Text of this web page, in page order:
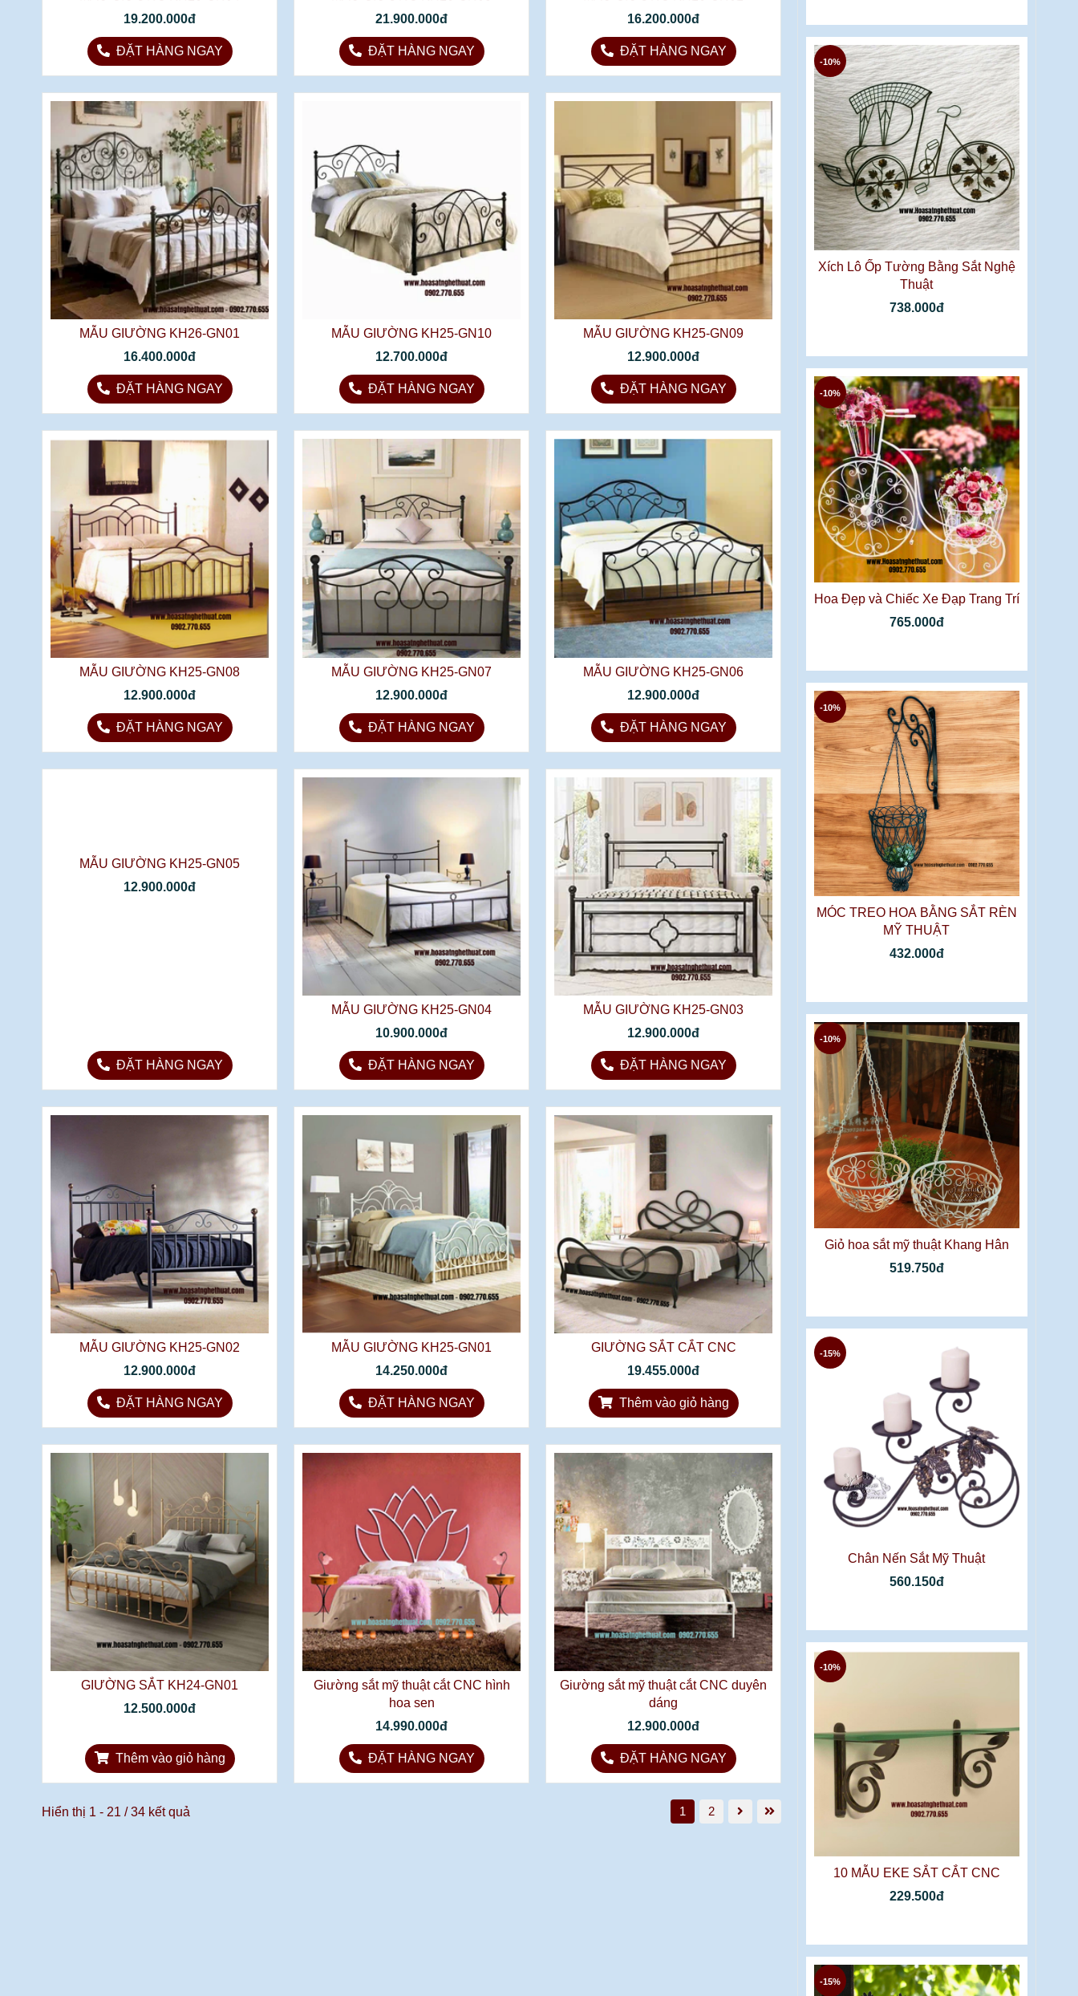
19.200.000đ
ĐẶT HÀNG NGAY
21.900.000đ
ĐẶT HÀNG NGAY
16.200.000đ
ĐẶT HÀNG NGAY
MẪU GIƯỜNG KH26-GN01
16.400.000đ
ĐẶT HÀNG NGAY
MẪU GIƯỜNG KH25-GN10
12.700.000đ
ĐẶT HÀNG NGAY
MẪU GIƯỜNG KH25-GN09
12.900.000đ
ĐẶT HÀNG NGAY
MẪU GIƯỜNG KH25-GN08
12.900.000đ
ĐẶT HÀNG NGAY
MẪU GIƯỜNG KH25-GN07
12.900.000đ
ĐẶT HÀNG NGAY
MẪU GIƯỜNG KH25-GN06
12.900.000đ
ĐẶT HÀNG NGAY
ĐẶT HÀNG NGAY
MẪU GIƯỜNG KH25-GN04
10.900.000đ
ĐẶT HÀNG NGAY
MẪU GIƯỜNG KH25-GN03
12.900.000đ
ĐẶT HÀNG NGAY
MẪU GIƯỜNG KH25-GN02
12.900.000đ
ĐẶT HÀNG NGAY
MẪU GIƯỜNG KH25-GN01
14.250.000đ
ĐẶT HÀNG NGAY
GIƯỜNG SẮT CẮT CNC
19.455.000đ
Thêm vào giỏ hàng
GIƯỜNG SẮT KH24-GN01
12.500.000đ
Thêm vào giỏ hàng
Giường sắt mỹ thuật cắt CNC hình
hoa sen
14.990.000đ
ĐẶT HÀNG NGAY
Giường sắt mỹ thuật cắt CNC duyên
dáng
12.900.000đ
ĐẶT HÀNG NGAY
Hiển thị 1 - 21 / 34 kết quả 1 2
Xích Lô Ốp Tường Bằng Sắt Nghệ
Thuật
738.000đ
-10%
Hoa Đẹp và Chiếc Xe Đạp Trang Trí
765.000đ
-10%
MÓC TREO HOA BẰNG SẮT RÈN
MỸ THUẬT
432.000đ
-10%
Giỏ hoa sắt mỹ thuật Khang Hân
519.750đ
-10%
Chân Nến Sắt Mỹ Thuật
560.150đ
-15%
10 MẪU EKE SẮT CẮT CNC
229.500đ
-10%
-15%